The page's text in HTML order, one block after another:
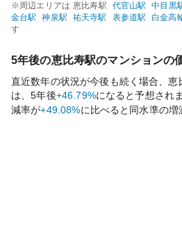
※周辺エリアは 恵比寿駅 代官山駅 中目黒
金台駅 神泉駅 祐天寺駅 表参道駅 白金高
す
5年後の恵比寿駅のマンションの
直近数年の状況が今後も続く場合、恵
は、5年後+46.79%になると予想され
減率が+49.08%に比べると 同水準の増